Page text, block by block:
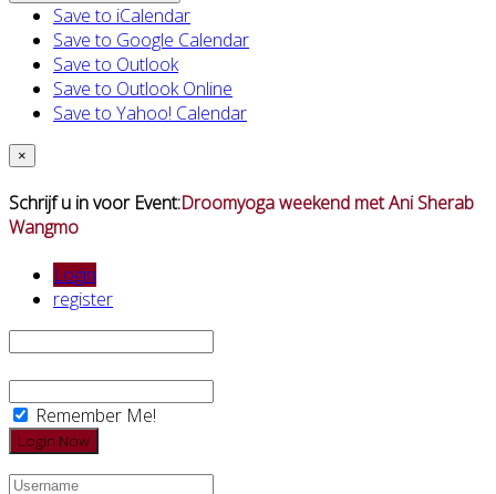
Save to iCalendar
Save to Google Calendar
Save to Outlook
Save to Outlook Online
Save to Yahoo! Calendar
×
Schrijf u in voor Event:Droomyoga weekend met Ani Sherab
Wangmo
Login
register
Remember Me!